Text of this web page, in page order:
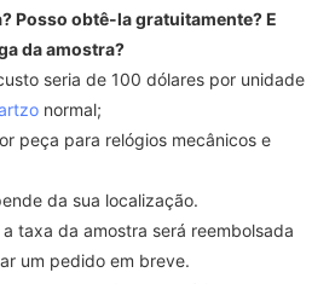
Posso obtê-la gratuitamente? E
da amostra?
seria de 100 dólares por unidade
normal;
peça para relógios mecânicos e
da sua localização.
taxa da amostra será reembolsada
um pedido em breve.